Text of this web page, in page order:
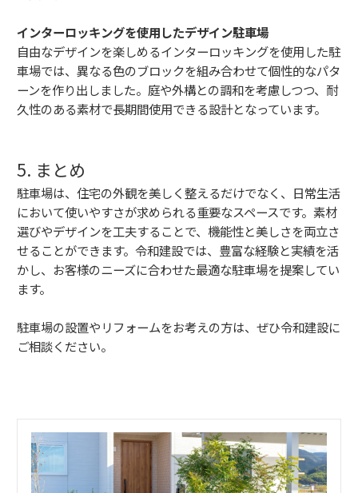
インターロッキングを使用したデザイン駐車場
自由なデザインを楽しめるインターロッキングを使用した駐
車場では、異なる色のブロックを組み合わせて個性的なパタ
ーンを作り出しました。庭や外構との調和を考慮しつつ、耐
久性のある素材で長期間使用できる設計となっています。
5. まとめ
駐車場は、住宅の外観を美しく整えるだけでなく、日常生活
において使いやすさが求められる重要なスペースです。素材
選びやデザインを工夫することで、機能性と美しさを両立さ
せることができます。令和建設では、豊富な経験と実績を活
かし、お客様のニーズに合わせた最適な駐車場を提案してい
ます。
駐車場の設置やリフォームをお考えの方は、ぜひ令和建設に
ご相談ください。